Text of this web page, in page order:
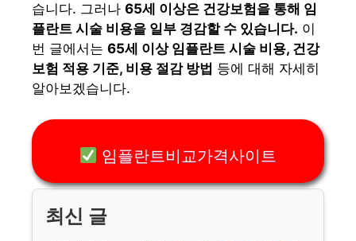
습니다. 그러나 65세 이상은 건강보험을 통해 임
플란트 시술 비용을 일부 경감할 수 있습니다. 이
번 글에서는 65세 이상 임플란트 시술 비용, 건강
보험 적용 기준, 비용 절감 방법 등에 대해 자세히
알아보겠습니다.
임플란트비교가격사이트